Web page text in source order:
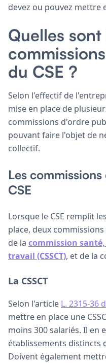
devez ou pouvez mettre
Quelles sont
du CSE ?
Selon l'effectif de
mise en place de
commissions d'ordre
pouvant faire l'objet de
collectif.
Les
CSE
Lorsque le CSE remplit
place, deux
de la commission
travail (CSSCT), et de la
La CSSCT
Selon l'article L. 2315-36
mettre en place une
moins 300 salariés. Il en
établissements distincts
Doivent également